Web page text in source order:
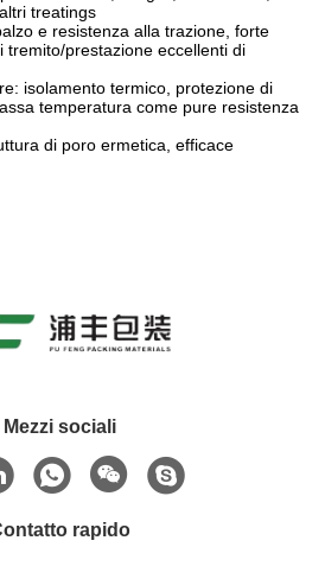
treatings
e resistenza alla trazione, forte
tremito/prestazione eccellenti di
isolamento termico, protezione di
temperatura come pure resistenza
di poro ermetica, efficace
Mezzi sociali
rapido